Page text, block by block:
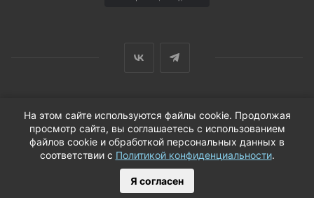
© ООО «Вендорс», 1999-2026 г.
На этом сайте используются файлы cookie. Продолжая
просмотр сайта, вы соглашаетесь с использованием
файлов cookie и обработкой персональных данных в
соответствии с Политикой конфиденциальности.
Я согласен